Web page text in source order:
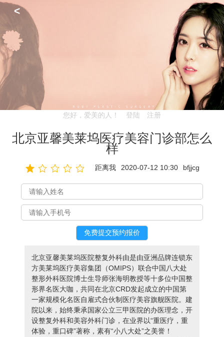
<
您好，爱美的人！ 登陆 注册
北京亚馨美莱坞医疗美容门诊部怎么
样
距离我 2020-07-12 10:30 bfjjcg
北京亚馨美莱坞医院整复外科由是由亚洲品牌连锁东
方美莱坞医疗美容集团（OMIPS）联合中国八大处
整形外科医院博士生导师张海明教授等十多位中国整
形界名医大咖，共同在北京CRD发起成立的中国第
一家规模化名医自雇式合伙制医疗美容旗舰医院。建
院以来，始终秉承国家公立三甲医院的办医理念，开
设整复外科和美容外科门诊，在业界以“重医疗，重
体验，重口碑”著称，素有“小八大处”之美誉！